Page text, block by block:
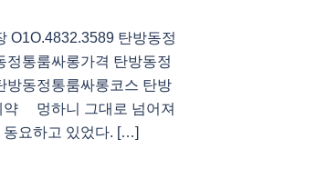
O1O.4832.3589 탄방동정
정통룸싸롱가격 탄방동정
방동정통룸싸롱코스 탄방
약 멍하니 그대로 넘어져
동요하고 있었다. […]